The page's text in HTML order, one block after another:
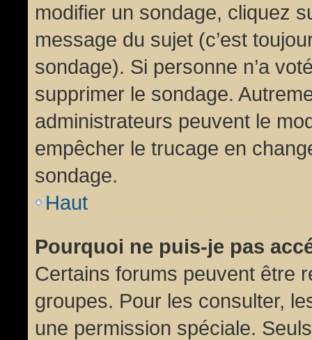
modifier un sondage, cliquez
message du sujet (c’est
sondage). Si personne n’a
supprimer le sondage.
administrateurs peuvent le
empêcher le trucage en
sondage.
Haut
Pourquoi ne puis-je pas
Certains forums peuvent être
groupes. Pour les consulter,
une permission spéciale.